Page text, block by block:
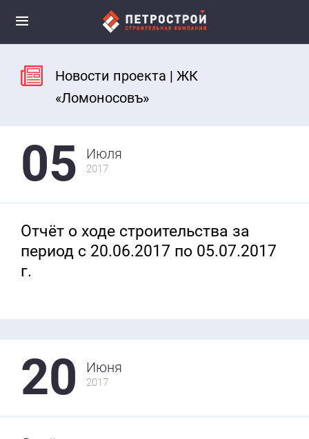
Новости проекта | ЖК
«Ломоносовъ»
05 Июля
2017
Отчёт о ходе строительства за
период с 20.06.2017 по 05.07.2017
г.
20 Июня
2017